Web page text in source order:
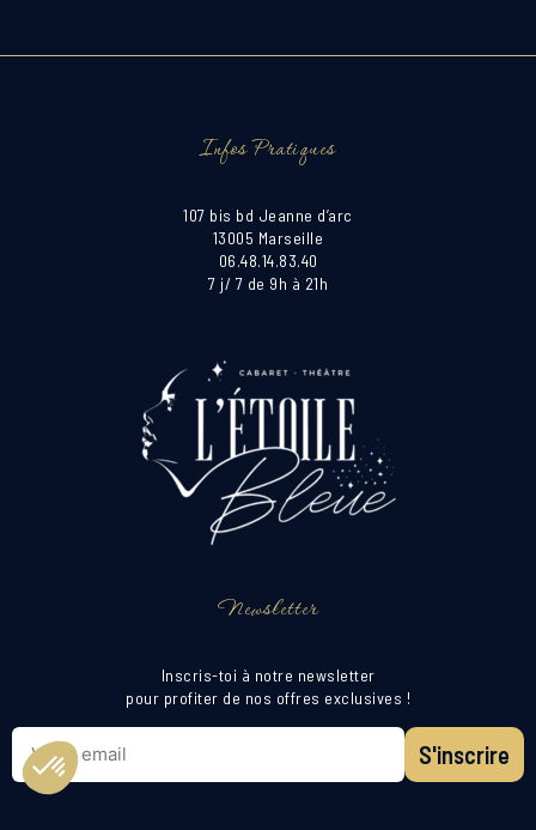
Infos Pratiques
107 bis bd Jeanne d’arc
13005 Marseille
06.48.14.83.40
7 j/ 7 de 9h à 21h
Newsletter
Inscris-toi à notre newsletter
pour profiter de nos offres exclusives !
S'inscrire